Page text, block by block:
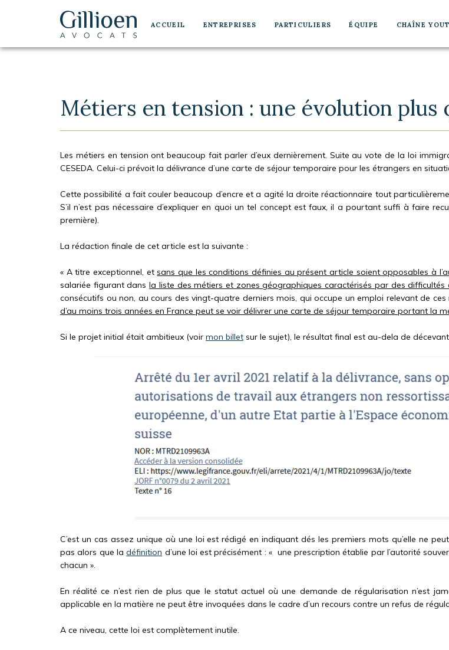
Aller au contenu
avocat
ACCUEIL
ENTREPRISES PARTICULIERS ÉQUIPE CHAÎNE
Métiers en tension : une évolution plus
Les métiers en tension ont beaucoup fait parler d’eux dernièrement. Suite au vote de la loi
CESEDA. Celui-ci prévoit la délivrance d’une carte de séjour temporaire pour les étrangers en
Cette possibilité a fait couler beaucoup d’encre et a agité la droite réactionnaire tout
S’il n’est pas nécessaire d’expliquer en quoi un tel concept est faux, il a pourtant suffi à faire
première).
La rédaction finale de cet article est la suivante :
« A titre exceptionnel, etsans que les conditions définies au présent article soient opposables à
salariée figurant dansla liste des métiers et zones géographiques caractérisés par des difficultés
consécutifs ou non, au cours des vingt-quatre derniers mois, qui occupe un emploi relevant de
d’au moins trois années en France peut se voir délivrer une carte de séjour temporaire portant la
Si le projet initial était ambitieux (voir mon billet sur le sujet), le résultat final est au-dela de
C’est un cas assez unique où une loi est rédigé en indiquant dés les premiers mots qu’elle ne
pas alors que ladéfinition d’une loi est précisément : « une prescription établie par l’autorité
chacun ».
En réalité ce n’est rien de plus que le statut actuel où une demande de régularisation n’est
applicable en la matière ne peut être invoquées dans le cadre d’un recours contre un refus de
A ce niveau, cette loi est complètement inutile.